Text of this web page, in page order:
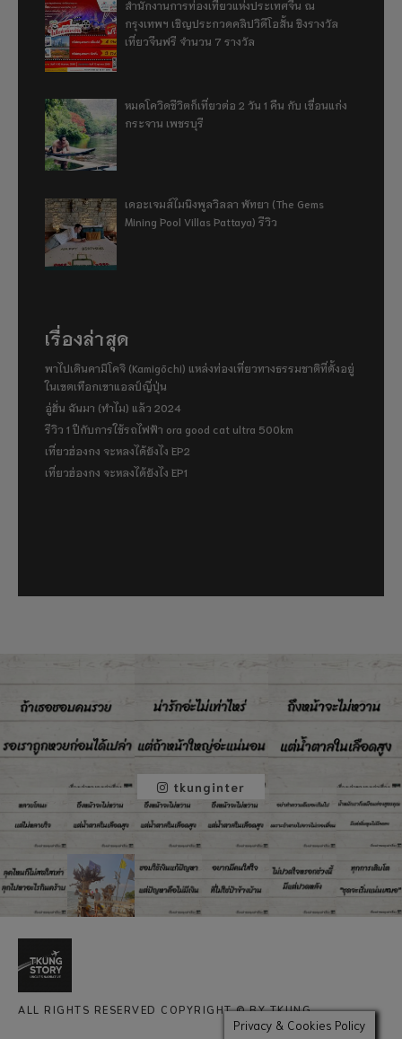
สำนักงานการท่องเที่ยวแห่งประเทศจีน ณ
กรุงเทพฯ เชิญประกวดคลิปวิดีโอสั้น ชิงรางวัล
เที่ยวจีนฟรี จำนวน 7 รางวัล
หมดโควิดชีวิตก็เที่ยวต่อ 2 วัน 1 คืน กับ เขื่อนแก่ง
กระจาน เพชรบุรี
เดอะเจมส์ไมนิงพูลวิลลา พัทยา (The Gems
Mining Pool Villas Pattaya) รีวิว
เรื่องล่าสุด
พาไปเดินคามิโคจิ (Kamigōchi) แหล่งท่องเที่ยวทางธรรมชาติที่ตั้งอยู่
ในเขตเทือกเขาแอลป์ญี่ปุ่น
อู่ฮั่น ฉันมา (ทำไม) แล้ว 2024
รีวิว 1 ปีกับการใช้รถไฟฟ้า ora good cat ultra 500km
เที่ยวฮ่องกง จะหลงได้ยังไง EP2
เที่ยวฮ่องกง จะหลงได้ยังไง EP1
tkunginter
ALL RIGHTS RESERVED COPYRIGHT © BY TKUNG
Privacy & Cookies Policy